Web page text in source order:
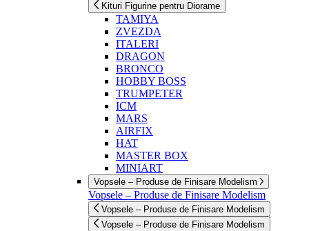
Kituri Figurine pentru Diorame
TAMIYA
ZVEZDA
ITALERI
DRAGON
BRONCO
HOBBY BOSS
TRUMPETER
ICM
MARS
AIRFIX
HAT
MASTER BOX
MINIART
Vopsele – Produse de Finisare Modelism
Vopsele – Produse de Finisare Modelism
Vopsele – Produse de Finisare Modelism
Vopsele – Produse de Finisare Modelism